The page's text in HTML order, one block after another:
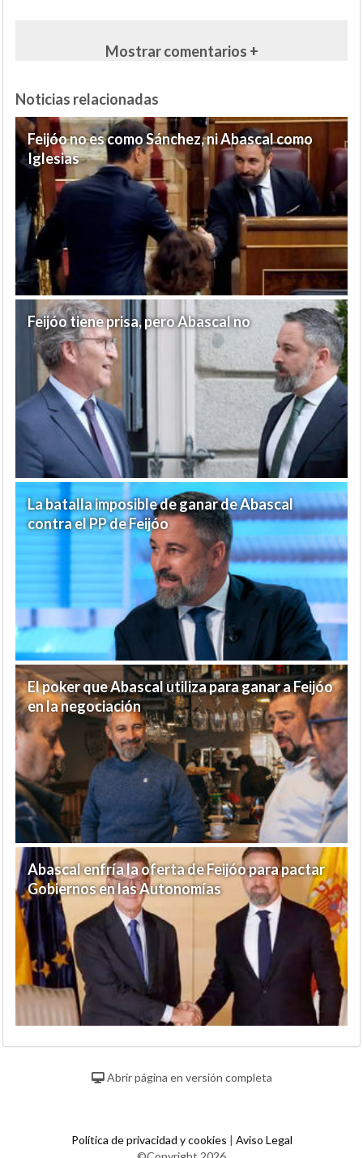
Mostrar comentarios +
Noticias relacionadas
Feijóo no es como Sánchez, ni Abascal como
Iglesias
Feijóo tiene prisa, pero Abascal no
La batalla imposible de ganar de Abascal
contra el PP de Feijóo
El poker que Abascal utiliza para ganar a Feijóo
en la negociación
Abascal enfría la oferta de Feijóo para pactar
Gobiernos en las Autonomías
Abrir página en versión completa
Política de privacidad y cookies | Aviso Legal